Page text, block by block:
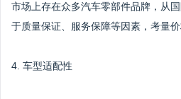
市场上存在众多汽车零部件品牌，从
于质量保证、服务保障等因素，考量价
4. 车型适配性